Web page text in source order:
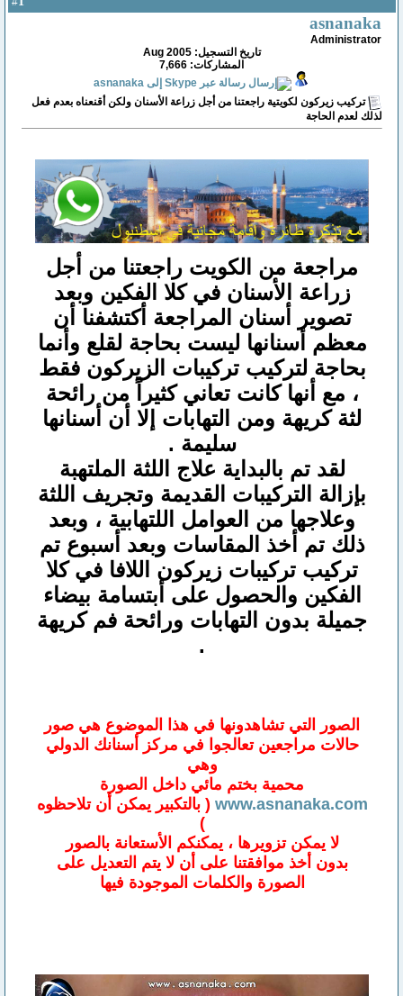
asnanaka
Administrator
تاريخ التسجيل: Aug 2005
المشاركات: 7,666
تركيب زيركون لكويتية راجعتنا من أجل زراعة الأسنان ولكن أقنعناه بعدم فعل
لذلك لعدم الحاجة
مراجعة من الكويت راجعتنا من أجل
زراعة الأسنان في كلا الفكين وبعد
تصوير أسنان المراجعة أكتشفنا أن
معظم أسنانها ليست بحاجة لقلع وأنما
بحاجة لتركيب تركيبات الزيركون فقط
، مع أنها كانت تعاني كثيراً من رائحة
لثة كريهة ومن التهابات إلا أن أسنانها
سليمة .
لقد تم بالبداية علاج اللثة الملتهبة
بإزالة التركيبات القديمة وتجريف اللثة
وعلاجها من العوامل اللتهابية ، وبعد
ذلك تم أخذ المقاسات وبعد أسبوع تم
تركيب تركيبات زيركون اللافا في كلا
الفكين والحصول على أبتسامة بيضاء
جميلة بدون التهابات ورائحة فم كريهة
الصور التي تشاهدونها في هذا الموضوع هي صور
حالات مراجعين تعالجوا في مركز أسنانك الدولي
وهي
محمية بختم مائي داخل الصورة
www.asnanaka.com( بالتكبير يمكن أن تلاحظوه
)
لا يمكن تزويرها ، يمكنكم الأستعانة بالصور
بدون أخذ موافقتنا على أن لا يتم التعديل على
الصورة والكلمات الموجودة فيها